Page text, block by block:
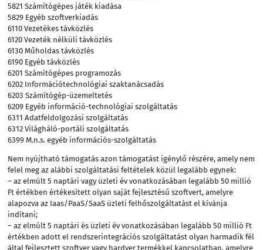
5821 Számítógépes játék kiadása
5829 Egyéb szoftverkiadás
6110 Vezetékes távközlés
6120 Vezeték nélküli távközlés
6130 Műholdas távközlés
6190 Egyéb távközlés
6201 Számítógépes programozás
6202 Információtechnológiai szaktanácsadás
6203 Számítógép-üzemeltetés
6209 Egyéb információ-technológiai szolgáltatás
6311 Adatfeldolgozási szolgáltatás
6312 Világháló-portáli szolgáltatás
6399 M.n.s. egyéb információs-szolgáltatás
Nem nyújtható támogatás azon támogatást igénylő részére, amely nem
felel meg az alábbi szolgáltatási feltételek közül legalább egynek:
– az elmúlt 5 naptári vagy üzleti év vonatkozásában legalább 50 millió
Ft értékben értékesített olyan saját fejlesztésű szoftvert, amelyre
alapozva az Iaas/PaaS/SaaS üzleti felhőszolgáltatást el kívánja
indítani;
– az elmúlt 5 naptári és üzleti év vonatkozásában legalább 50 millió Ft
értékben adott el rendszerintegrációs szolgáltatást olyan harmadik fél
által fejlesztett szoftver vagy hardver termékkel kapcsolatban, amelyre